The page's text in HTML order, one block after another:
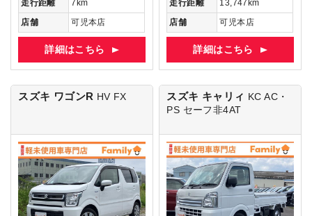
走行距離
7km
店舗
可児本店
詳細はこちら
走行距離
13,747km
店舗
可児本店
詳細はこちら
スズキ ワゴンR HV FX スズキ キャリィ KC AC・
PS セーフ非4AT